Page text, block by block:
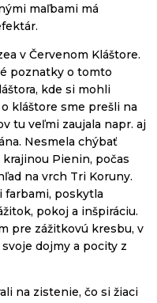
maľbami má
v Červenom Kláštore.
poznatky o tomto
kde si mohli
kláštore sme prešli na
tu veľmi zaujala napr. aj
Nesmela chýbať
Pienin, počas
na vrch Tri Koruny.
farbami, poskytla
pokoj a inšpiráciu.
pre zážitkovú kresbu, v
dojmy a pocity z
na zistenie, čo si žiaci